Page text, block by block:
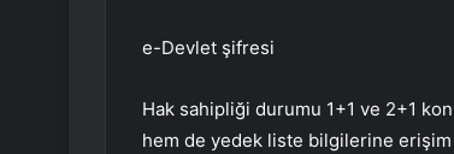
e-Devlet şifresi
Hak sahipliği durumu 1+1 ve 2+1
hem de yedek liste bilgilerine